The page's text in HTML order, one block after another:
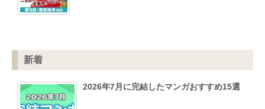
新着
2026年7月に完結したマンガおすすめ15選